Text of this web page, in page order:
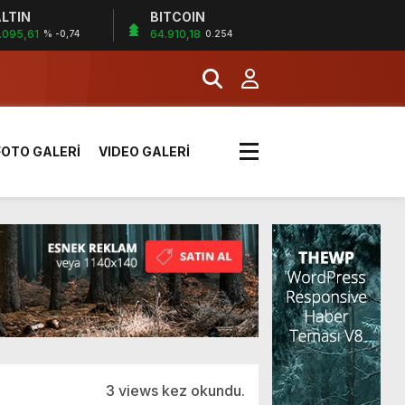
% -0,74
BITCOIN
64.910,18 0.254
sırada
kazaya neden oldu
paylaştı
GALERİ VIDEO GALERİ
3 views kez okundu.